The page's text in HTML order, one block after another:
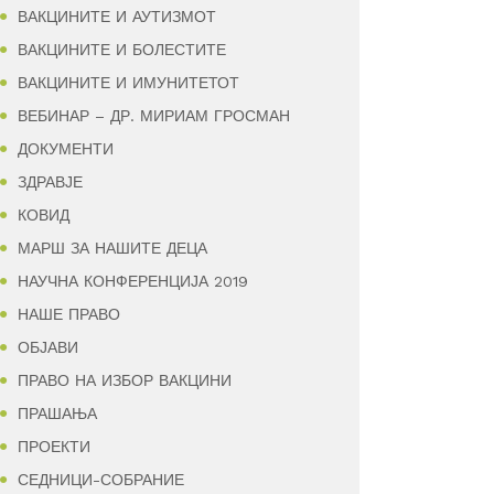
ВАКЦИНИТЕ И АУТИЗМОТ
ВАКЦИНИТЕ И БОЛЕСТИТЕ
ВАКЦИНИТЕ И ИМУНИТЕТОТ
ВЕБИНАР – ДР. МИРИАМ ГРОСМАН
ДОКУМЕНТИ
ЗДРАВЈЕ
КОВИД
МАРШ ЗА НАШИТЕ ДЕЦА
НАУЧНА КОНФЕРЕНЦИЈА 2019
НАШЕ ПРАВО
ОБЈАВИ
ПРАВО НА ИЗБОР ВАКЦИНИ
ПРАШАЊА
ПРОЕКТИ
СЕДНИЦИ-СОБРАНИЕ